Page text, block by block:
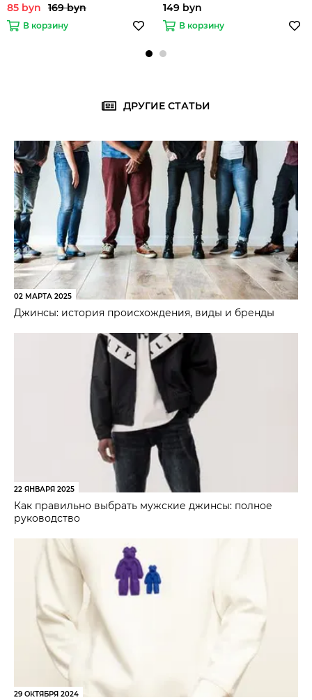
85 byn 169 byn
В корзину
149 byn
В корзину
ДРУГИЕ СТАТЬИ
02 МАРТА 2025
Джинсы: история происхождения, виды и бренды
22 ЯНВАРЯ 2025
Как правильно выбрать мужские джинсы: полное
руководство
29 ОКТЯБРЯ 2024